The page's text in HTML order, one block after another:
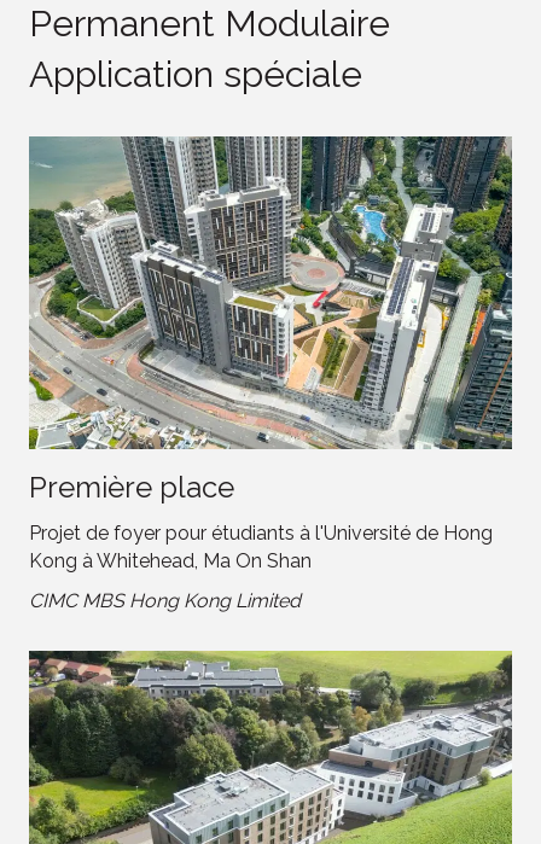
Permanent Modulaire
Application spéciale
Première place
Projet de foyer pour étudiants à l'Université de Hong
Kong à Whitehead, Ma On Shan
CIMC MBS Hong Kong Limited